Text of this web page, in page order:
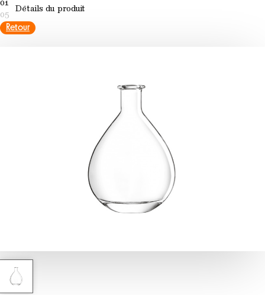
01
05
Détails du produit
Retour